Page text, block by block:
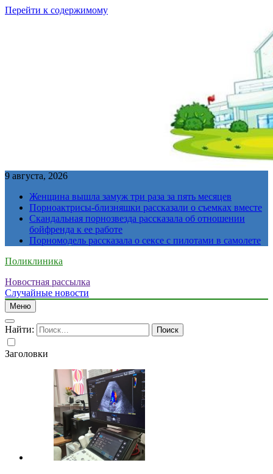
Перейти к содержимому
9 августа, 2026
Женщина вышла замуж три раза за пять месяцев
Порноактрисы-близняшки рассказали о съемках вместе
Скандальная порнозвезда рассказала об отношении
бойфренда к ее работе
Порномодель рассказала о сексе с пилотами в самолете
Поликлиника
Новостная рассылка
Случайные новости
Меню
Найти:
Заголовки